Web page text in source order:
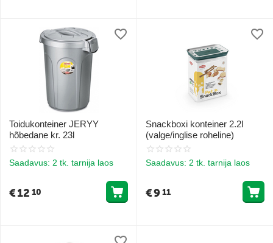
Toidukonteiner JERYY
hõbedane kr. 23l
Saadavus: 2 tk. tarnija laos
€12 10
Snackboxi konteiner 2.2l
(valge/inglise roheline)
Saadavus: 2 tk. tarnija laos
€911